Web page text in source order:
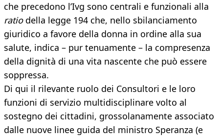
che precedono l’Ivg sono centrali e funzionali alla
ratiodella legge 194 che, nello sbilanciamento
giuridico a favore della donna in ordine alla sua
salute, indica – pur tenuamente – la compresenza
della dignità di una vita nascente che può essere
soppressa.
Di qui il rilevante ruolo dei Consultori e le loro
funzioni di servizio multidisciplinare volto al
sostegno dei cittadini, grossolanamente associato
dalle nuove linee guida del ministro Speranza (e